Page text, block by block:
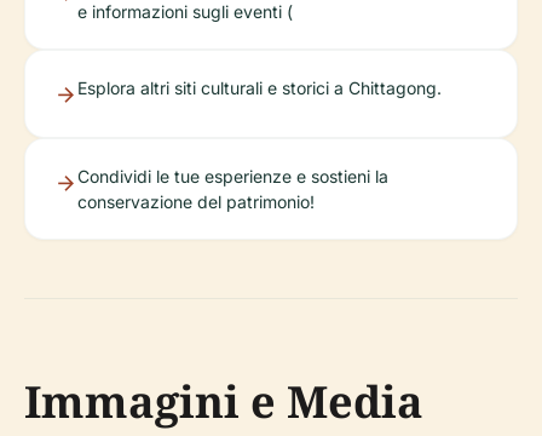
e informazioni sugli eventi (
Esplora altri siti culturali e storici a Chittagong.
Condividi le tue esperienze e sostieni la
conservazione del patrimonio!
Immagini e Media